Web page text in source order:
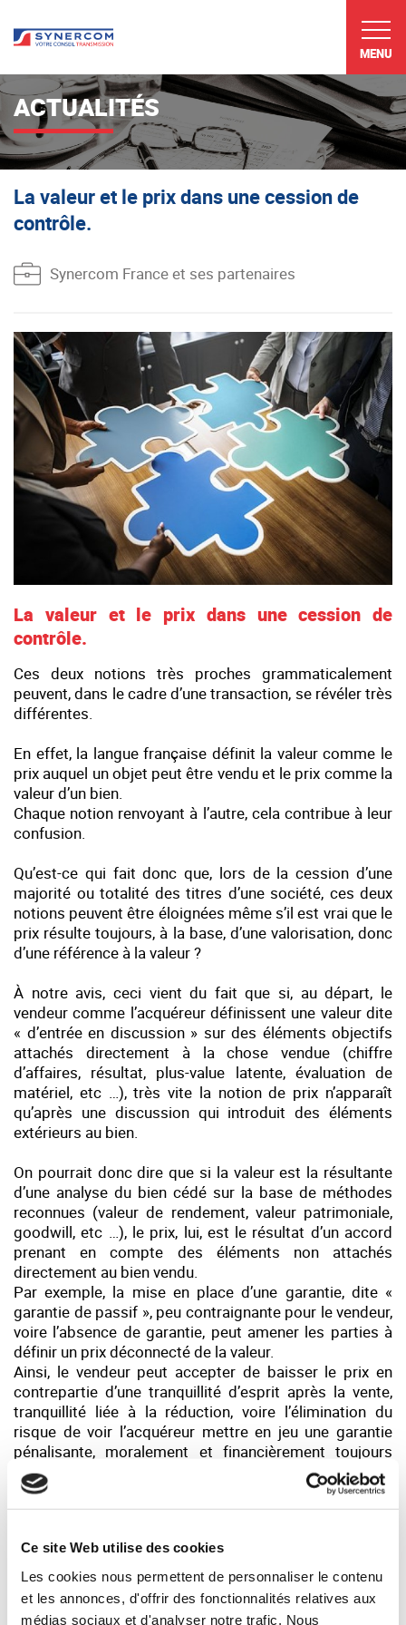
Ce site Web utilise des cookies
Les cookies nous permettent de personnaliser le contenu
et les annonces, d'offrir des fonctionnalités relatives aux
médias sociaux et d'analyser notre trafic. Nous
MENU
ACTUALITÉS
La valeur et le prix dans une cession de
contrôle.
Synercom France et ses partenaires
La valeur et le prix dans une cession de
contrôle.
Ces deux notions très proches grammaticalement
peuvent, dans le cadre d’une transaction, se révéler très
différentes.
En effet, la langue française définit la valeur comme le
prix auquel un objet peut être vendu et le prix comme la
valeur d’un bien.
Chaque notion renvoyant à l’autre, cela contribue à leur
confusion.
Qu’est-ce qui fait donc que, lors de la cession d’une
majorité ou totalité des titres d’une société, ces deux
notions peuvent être éloignées même s’il est vrai que le
prix résulte toujours, à la base, d’une valorisation, donc
d’une référence à la valeur ?
À notre avis, ceci vient du fait que si, au départ, le
vendeur comme l’acquéreur définissent une valeur dite
« d’entrée en discussion » sur des éléments objectifs
attachés directement à la chose vendue (chiffre
d’affaires, résultat, plus-value latente, évaluation de
matériel, etc …), très vite la notion de prix n’apparaît
qu’après une discussion qui introduit des éléments
extérieurs au bien.
On pourrait donc dire que si la valeur est la résultante
d’une analyse du bien cédé sur la base de méthodes
reconnues (valeur de rendement, valeur patrimoniale,
goodwill, etc …), le prix, lui, est le résultat d’un accord
prenant en compte des éléments non attachés
directement au bien vendu.
Par exemple, la mise en place d’une garantie, dite «
garantie de passif », peu contraignante pour le vendeur,
voire l’absence de garantie, peut amener les parties à
définir un prix déconnecté de la valeur.
Ainsi, le vendeur peut accepter de baisser le prix en
contrepartie d’une tranquillité d’esprit après la vente,
tranquillité liée à la réduction, voire l’élimination du
risque de voir l’acquéreur mettre en jeu une garantie
pénalisante, moralement et financièrement toujours
stressante.
De même, la distribution de dividendes, la reprise de
cession, l’existence d’une masse salariale trop
importante pour l’acheteur, sont autant d’éléments qui
peuvent venir impacter négativement la valeur et donc
réduire le prix final.